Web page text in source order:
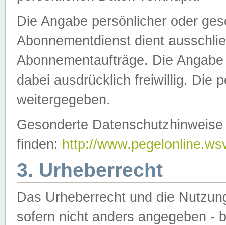
Die Angabe persönlicher oder
Abonnementdienst dient
Abonnementaufträge. Die
dabei ausdrücklich freiwillig. Die
weitergegeben.
Gesonderte
finden: http://
3. Urheberrecht
Das Urheberrecht und die
sofern nicht anders angegeben -